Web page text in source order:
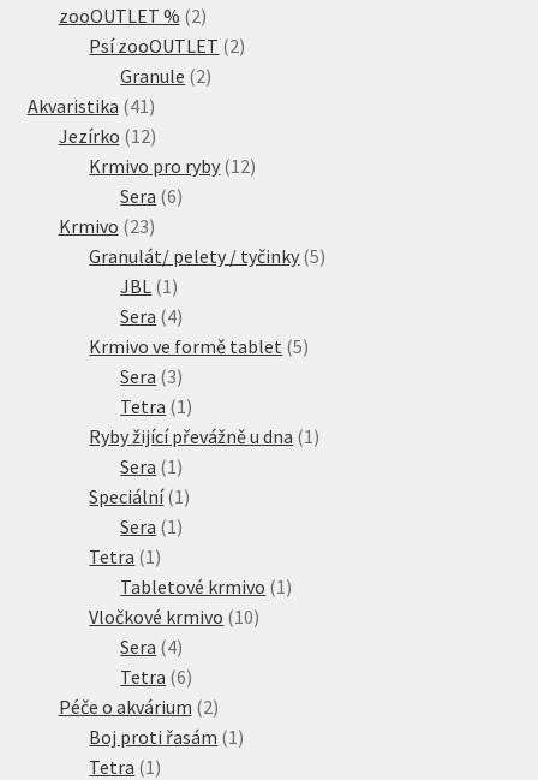
zooOUTLET % 22
produkty
Psí zooOUTLET 22
Granule 22
Akvaristika 41 41
produktů
Jezírko 1212
produktů
Krmivo pro ryby 1212
Sera 66
Krmivo 2323
produktů
Granulát/ pelety / tyčinky 55
JBL 1 1
produkt
Sera 44
produkty
Krmivo ve formě tablet 55
Sera 33
produkty
Tetra 1 1
produkt
Ryby žijící převážně u dna 1 1
Sera 1 1
produkt
Speciální 1 1
Sera 1 1
Tetra 1 1
produkt
Tabletové krmivo 1 1
Vločkové krmivo 1010
Sera 44
produkty
Tetra 66
produktů
Péče o akvárium 22
produkty
Boj proti řasám 1 1
Tetra 1 1